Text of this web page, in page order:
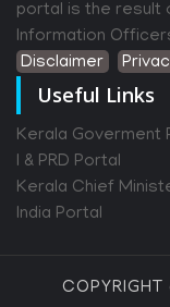
portal is the
Information
Disclaimer
Useful Links
Kerala Goverment
I & PRD Portal
Kerala Chief
India Portal